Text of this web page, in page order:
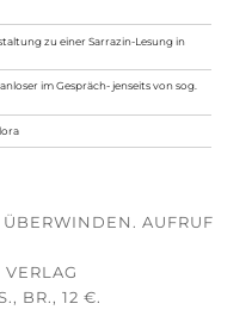
zu einer Sarrazin-Lesung in
im Gespräch- jenseits von sog.
AUFRUF
BR., 12 €.